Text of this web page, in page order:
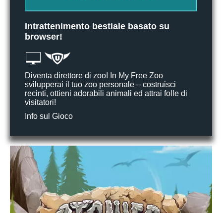
Intrattenimento bestiale basato su
browser!
Diventa direttore di zoo! In My Free Zoo
svilupperai il tuo zoo personale – costruisci
recinti, ottieni adorabili animali ed attrai folle di
visitatori!
Info sul Gioco